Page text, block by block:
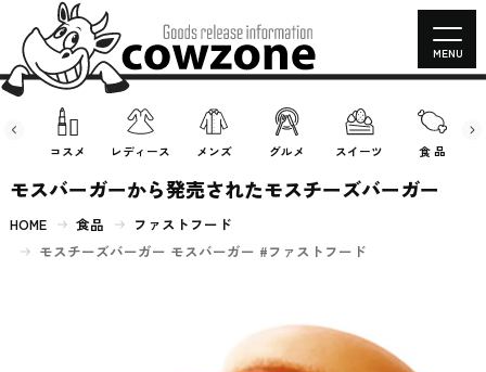
コスメ レディース メンズ グルメ スイーツ 食 品
MENU
モスバーガーから発売されたモスチーズバーガー
HOME 食品
ファストフード
モスチーズバーガー モスバーガー #ファストフード